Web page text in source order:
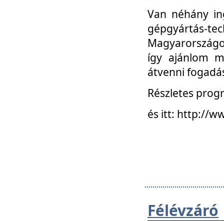
Van néhány
gépgyártás-
így ajánlom
átvenni
Részletes
és itt: http://
Félévzáró